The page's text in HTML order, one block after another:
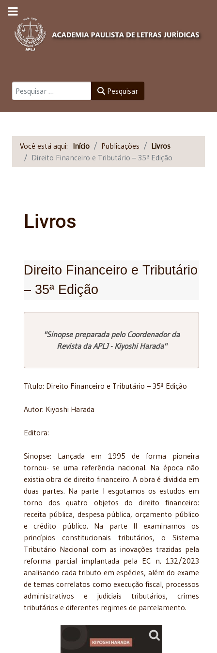
Pesquisar Pesquisar
Você está aqui: Início Publicações
Livros
Direito Financeiro e Tributário – 35ª Edição
Livros
Direito Financeiro e Tributário
– 35ª Edição
"Sinopse preparada pelo Coordenador da
Revista da APLJ - Kiyoshi Harada"
Título: Direito Financeiro e Tributário – 35ª Edição
Autor: Kiyoshi Harada
Editora:
Sinopse: Lançada em 1995 de forma pioneira
tornou- se uma referência nacional. Na época não
existia obra de direito financeiro. A obra é dividida em
duas partes. Na parte I esgotamos os estudos em
torno dos quatro objetos do direito financeiro:
receita pública, despesa pública, orçamento público
e crédito público. Na parte II examinamos os
princípios constitucionais tributários, o Sistema
Tributário Nacional com as inovações trazidas pela
reforma parcial implantada pela EC n. 132/2023
analisando cada tributo em espécies, além do exame
de temas correlatos como execução fiscal, processos
administrativos e judiciais tributários, crimes
tributários e diferentes regimes de parcelamento.